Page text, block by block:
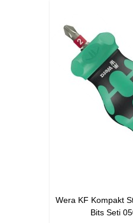
Wera KF Kompakt
Bits Seti